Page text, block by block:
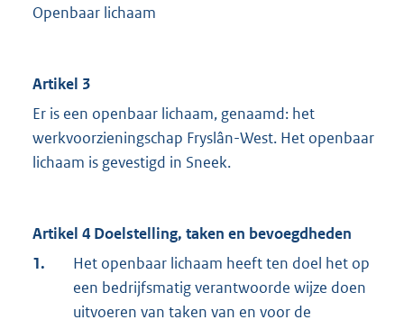
Openbaar lichaam
Artikel 3
Er is een openbaar lichaam, genaamd: het
werkvoorzieningschap Fryslân-West. Het openbaar
lichaam is gevestigd in Sneek.
Artikel 4 Doelstelling, taken en bevoegdheden
1.
Het openbaar lichaam heeft ten doel het op
een bedrijfsmatig verantwoorde wijze doen
uitvoeren van taken van en voor de